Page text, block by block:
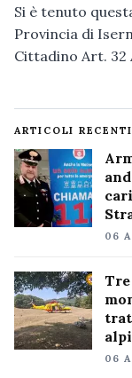
Si è tenuto
Provincia di
Cittadino Art. 32
ARTICOLI RECENTI
06
06